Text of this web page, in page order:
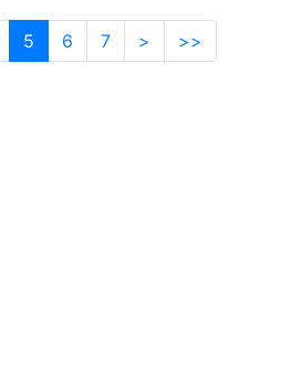
5 (current)
6 7 > >>